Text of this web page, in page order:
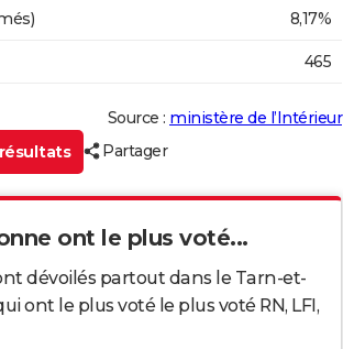
8,17%
465
Source : ministère de l’Intérieur
Partager
ont le plus voté...
dévoilés partout dans le Tarn-et-
ont le plus voté le plus voté RN, LFI,